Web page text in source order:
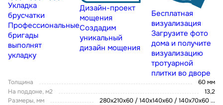
Укладка
брусчатки
Профессиональные
бригады
выполнят
укладку
Дизайн-проект
мощения
Создадим
уникальный
дизайн мощения
Бесплатная
визуализация
Загрузите фото
дома и получите
визуализацию
тротуарной
плитки во дворе
Толщина
60 мм
На поддоне, м2
13,2
Размеры, мм
280х210х60 / 140х140х60 / 140х70х60...